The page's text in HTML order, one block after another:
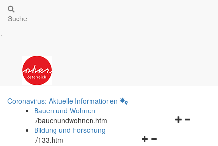
Suche
.
Coronavirus: Aktuelle Informationen
Bauen und Wohnen
./bauenundwohnen.htm
Navigationsmenü
Bildung und Forschung
./133.htm